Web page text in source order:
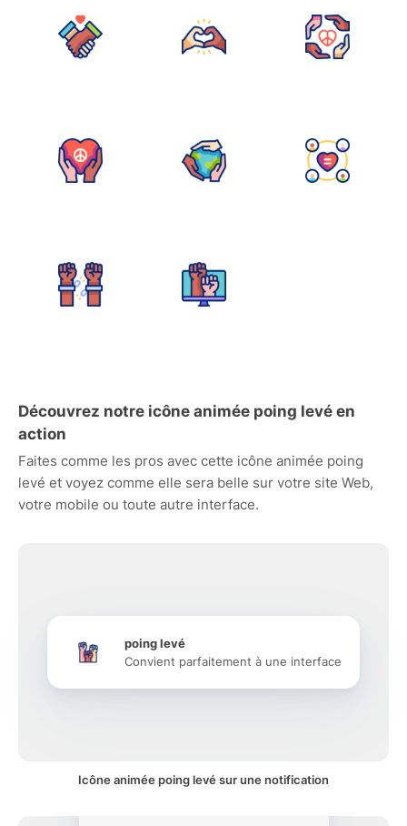
Découvrez notre icône animée poing levé en
action
Faites comme les pros avec cette icône animée poing
levé et voyez comme elle sera belle sur votre site Web,
votre mobile ou toute autre interface.
poing levé
Convient parfaitement à une interface
Icône animée poing levé sur une notification